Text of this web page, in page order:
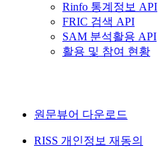
Rinfo 통계정보 API
FRIC 검색 API
SAM 분석활용 API
활용 및 참여 현황
원문뷰어 다운로드
RISS 개인정보 재동의